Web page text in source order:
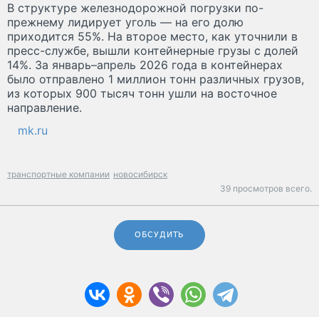
В структуре железнодорожной погрузки по-
прежнему лидирует уголь — на его долю
приходится 55%. На второе место, как уточнили в
пресс-службе, вышли контейнерные грузы с долей
14%. За январь–апрель 2026 года в контейнерах
было отправлено 1 миллион тонн различных грузов,
из которых 900 тысяч тонн ушли на восточное
направление.
mk.ru
транспортные компании новосибирск
39 просмотров всего.
ОБСУДИТЬ